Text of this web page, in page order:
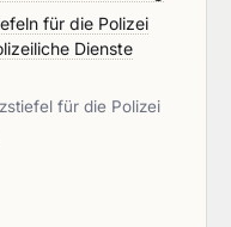
für die Polizei
Dienste
für die Polizei